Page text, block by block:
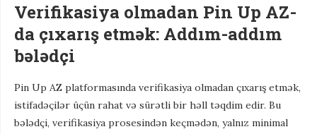
Verifikasiya olmadan Pin Up AZ-
da çıxarış etmək: Addım-addım
bələdçi
Pin Up AZ platformasında verifikasiya olmadan çıxarış etmək,
istifadəçilər üçün rahat və sürətli bir həll təqdim edir. Bu
bələdçi, verifikasiya prosesindən keçmədən, yalnız minimal